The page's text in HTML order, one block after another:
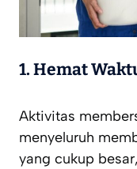
1. Hemat
Aktivitas
menyeluruh
yang cukup